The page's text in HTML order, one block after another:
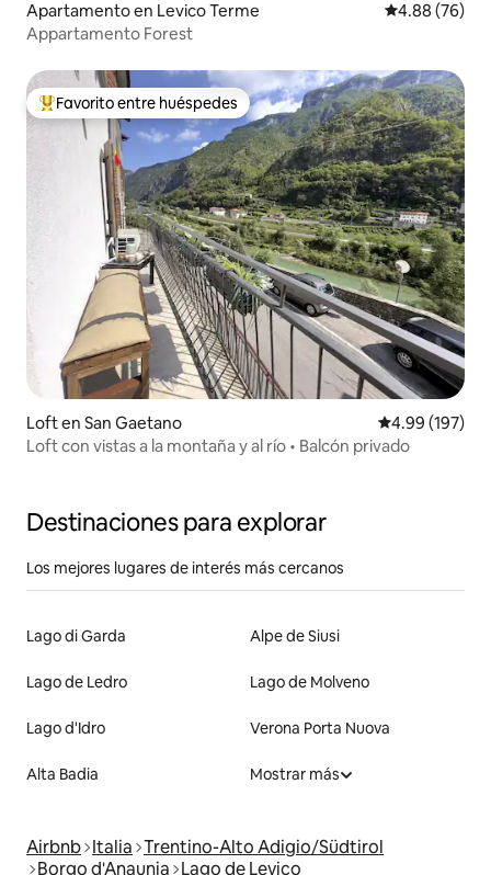
Apartamento en Levico Terme Calificación
4.88 (76)
Appartamento Forest
Favorito entre huéspedes preferido
Favorito entre huéspedes
Loft en San Gaetano Calificación
4.99 (197)
Loft con vistas a la montaña y al río • Balcón privado
Destinaciones para explorar
Los mejores lugares de interés más cercanos
Lago di Garda Alpe de Siusi
Lago de Ledro Lago de Molveno
Lago d'Idro Verona Porta Nuova
Alta Badia Mostrar más
Airbnb Italia Trentino-Alto Adigio/Südtirol
Borgo d'Anaunia Lago de Levico